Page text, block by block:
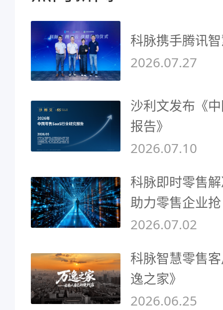
科脉携手腾讯
2026.07.27
沙利文发布《
报告》
2026.07.10
科脉即时零售
助力零售企业
2026.07.02
科脉智慧零售
逸之家》
2026.06.25